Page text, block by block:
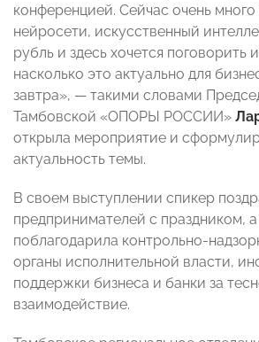
конференцией. Сейчас очень много
нейросети, искусственный
рубль и здесь хочется поговорить
насколько это актуально для
завтра», — такими словами
Тамбовской «ОПОРЫ РОССИИ»
открыла мероприятие и
актуальность темы.
В своем выступлении спикер
предпринимателей с праздником,
поблагодарила контрольно-
органы исполнительной власти,
поддержки бизнеса и банки за
взаимодействие.